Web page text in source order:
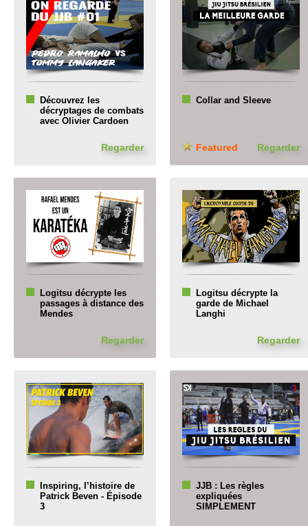
Découvrez les
décryptages de combats
avec Olivier Cardoen
Regarder
Collar and Sleeve
Featured Regarder
Logitsu décrypte les
passages à distance des
Mendes
Regarder
Logitsu décrypte la
garde de Michael
Langhi
Regarder
Inspiring, l’histoire de
Patrick Beven - Épisode
3
JJB : Les règles
expliquées
SIMPLEMENT